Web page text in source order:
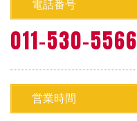
電話番号
011-530-5566
営業時間